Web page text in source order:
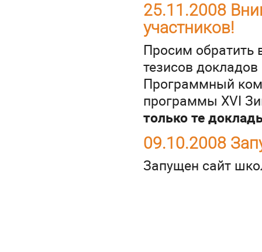
25.11.2008
участников!
Просим обратить
тезисов
Программный
программы XVI
только те
09.10.2008
Запущен сайт